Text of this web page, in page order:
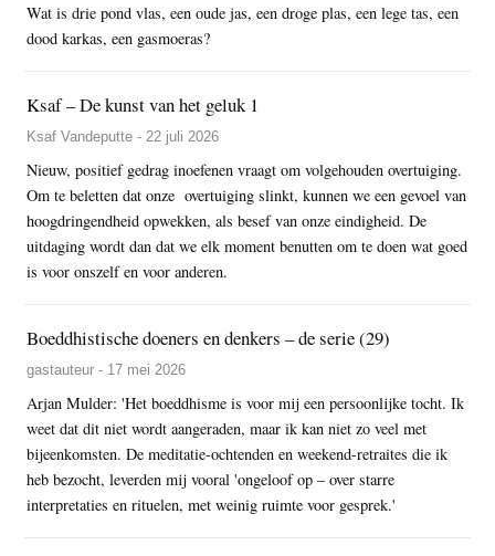
Wat is drie pond vlas, een oude jas, een droge plas, een lege tas, een
dood karkas, een gasmoeras?
Ksaf – De kunst van het geluk 1
Ksaf Vandeputte - 22 juli 2026
Nieuw, positief gedrag inoefenen vraagt om volgehouden overtuiging.
Om te beletten dat onze overtuiging slinkt, kunnen we een gevoel van
hoogdringendheid opwekken, als besef van onze eindigheid. De
uitdaging wordt dan dat we elk moment benutten om te doen wat goed
is voor onszelf en voor anderen.
Boeddhistische doeners en denkers – de serie (29)
gastauteur - 17 mei 2026
Arjan Mulder: 'Het boeddhisme is voor mij een persoonlijke tocht. Ik
weet dat dit niet wordt aangeraden, maar ik kan niet zo veel met
bijeenkomsten. De meditatie-ochtenden en weekend-retraites die ik
heb bezocht, leverden mij vooral 'ongeloof op – over starre
interpretaties en rituelen, met weinig ruimte voor gesprek.'